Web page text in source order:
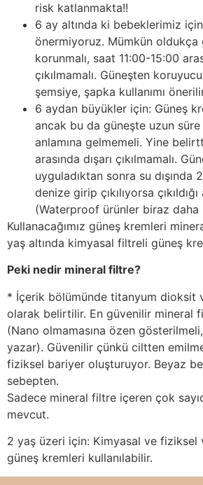
risk katlanmakta!!
6 ay altında ki bebeklerimiz
önermiyoruz. Mümkün oldukça
korunmalı, saat 11:00-15:00
çıkılmamalı. Güneşten
şemsiye, şapka kullanımı
6 aydan büyükler için: Güneş
ancak bu da güneşte uzun
anlamına gelmemeli. Yine
arasında dışarı çıkılmamalı.
uyguladıktan sonra su dışında
denize girip çıkılıyorsa
(Waterproof ürünler biraz daha
Kullanacağımız güneş kremleri
yaş altında kimyasal filtreli güneş
Peki nedir mineral filtre?
* İçerik bölümünde titanyum dioksit
olarak belirtilir. En güvenilir mineral
(Nano olmamasına özen
yazar). Güvenilir çünkü ciltten
fiziksel bariyer oluşturuyor. Beyaz
sebepten.
Sadece mineral filtre içeren çok
mevcut.
2 yaş üzeri için: Kimyasal ve fiziksel
güneş kremleri kullanılabilir.